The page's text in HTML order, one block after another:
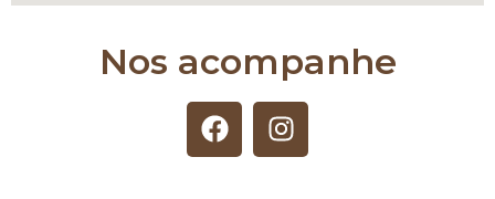
Nos acompanhe